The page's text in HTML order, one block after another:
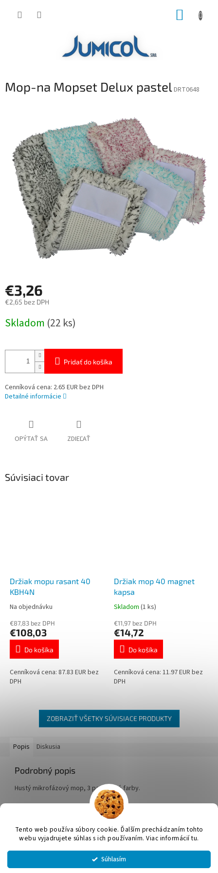
Tento web používa súbory cookie. Ďalším prechádzaním tohto
webu vyjadrujete súhlas s ich používaním. Viac informácií tu.
Súhlasím
Mop-na Mopset Delux pastelDRT0648
€3,26
€2,65 bez DPH
cena:
Skladom (22 ks)
Pridať do košíka
Cenníková cena: 2.65 EUR bez DPH
Detailné informácie
OPÝTAŤ SA ZDIEĽAŤ
Súvisiaci tovar
Držiak mopu rasant 40
KBH4N
Na objednávku
€87,83 bez DPH
€108,03
Do košíka
Cenníková cena: 87.83 EUR bez
DPH
Držiak mop 40 magnet
kapsa
Skladom (1 ks)
€11,97 bez DPH
€14,72
Do košíka
Cenníková cena: 11.97 EUR bez
DPH
ZOBRAZIŤ VŠETKY SÚVISIACE PRODUKTY
Popis Diskusia
Podrobný popis
Hustý mikrofázový mop, 3 pastelové farby.
Vytvoril Shoptet
JUMICOL, s.r.o.